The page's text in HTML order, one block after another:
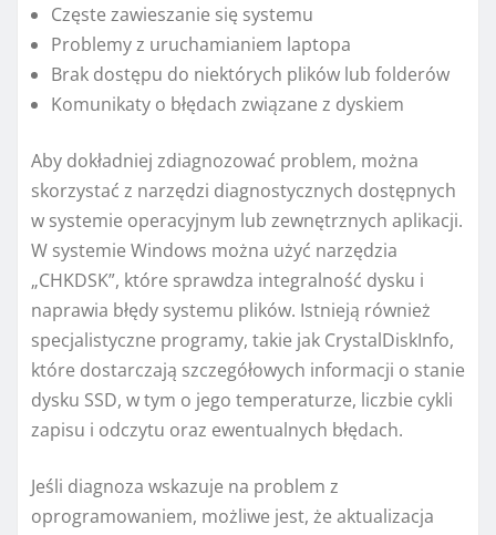
Częste zawieszanie się systemu
Problemy z uruchamianiem laptopa
Brak dostępu do niektórych plików lub folderów
Komunikaty o błędach związane z dyskiem
Aby dokładniej zdiagnozować problem, można
skorzystać z narzędzi diagnostycznych dostępnych
w systemie operacyjnym lub zewnętrznych aplikacji.
W systemie Windows można użyć narzędzia
„CHKDSK”, które sprawdza integralność dysku i
naprawia błędy systemu plików. Istnieją również
specjalistyczne programy, takie jak CrystalDiskInfo,
które dostarczają szczegółowych informacji o stanie
dysku SSD, w tym o jego temperaturze, liczbie cykli
zapisu i odczytu oraz ewentualnych błędach.
Jeśli diagnoza wskazuje na problem z
oprogramowaniem, możliwe jest, że aktualizacja